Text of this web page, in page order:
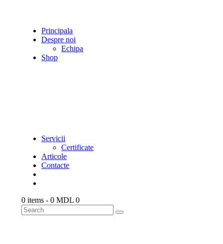
Principala
Despre noi
Echipa
Shop
Servicii
Certificate
Articole
Contacte
0 items -0 MDL 0